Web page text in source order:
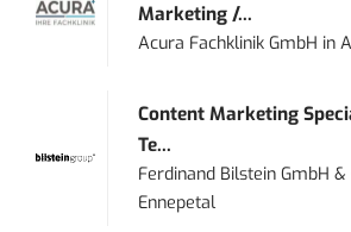
Marketing /...
Acura Fachklinik GmbH in
Content Marketing
Te...
Ferdinand Bilstein GmbH &
Ennepetal